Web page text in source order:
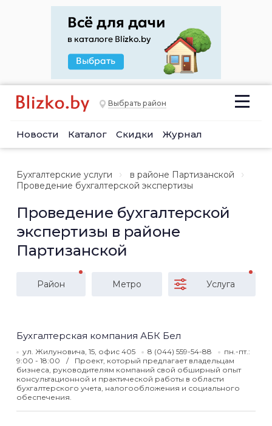
Выбрать район
Новости Каталог Скидки Журнал
Бухгалтерские услуги
в районе Партизанской
Проведение бухгалтерской экспертизы
Проведение бухгалтерской
экспертизы в районе
Партизанской
Район Метро Услуга
Бухгалтерская компания АБК Бел
ул. Жилуновича, 15, офис 405 8 (044) 559-54-88
пн.-пт.:
9:00 - 18:00
Проект, который предлагает владельцам
бизнеса, руководителям компаний свой обширный опыт
консультационной и практической работы в области
бухгалтерского учета, налогообложения и социального
обеспечения.